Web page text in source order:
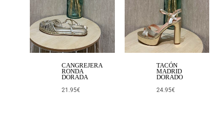
CANGREJERA
RONDA
DORADA
21.95€
TACÓN
MADRID
DORADO
24.95€